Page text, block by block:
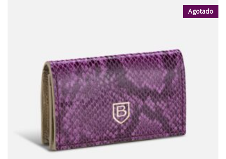
Agotado